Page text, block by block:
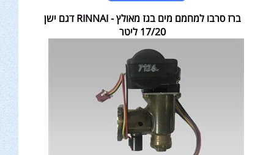
ברז סרבו למחמם מים בגז מאולץ - RINNAI דגם ישן
17/20 ליטר